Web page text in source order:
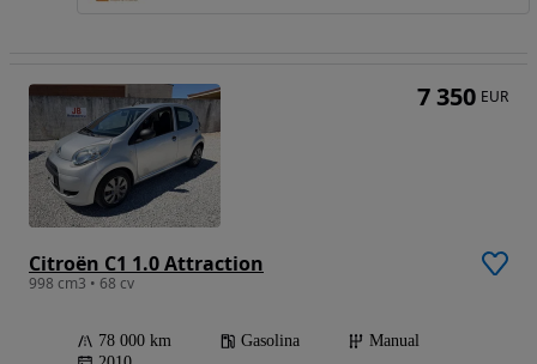
Citroën C1 1.0 Attraction
998 cm3 • 68 cv
78 000 km Gasolina
Manual
7 350 EUR